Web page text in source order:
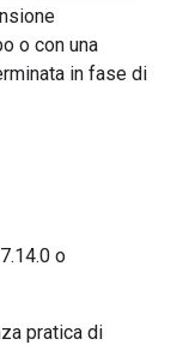
o con una
in fase di
o
pratica di